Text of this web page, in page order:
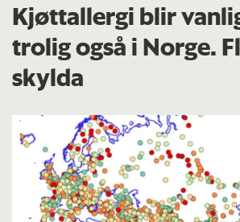
Kjøttallergi blir
trolig også i Norge.
skylda